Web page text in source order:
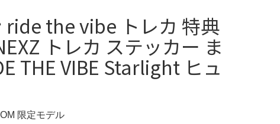
ride the vibe トレカ 特典
トレカ ステッカー ま
THE VIBE Starlight ヒュ
限定モデル